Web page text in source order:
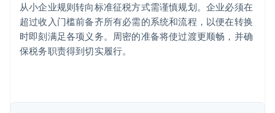
从小企业规则转向标准征税方式需谨慎规划。企业必须在
超过收入门槛前备齐所有必需的系统和流程，以便在转换
时即刻满足各项义务。周密的准备将使过渡更顺畅，并确
保税务职责得到切实履行。
澳大利亚
English
巴西
PortuguêsEnglish
保加利亚